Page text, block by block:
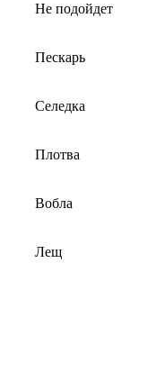
Не подойдет
Пескарь
Селедка
Плотва
Вобла
Лещ